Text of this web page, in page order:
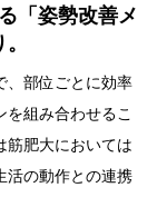
「姿勢改善メ
、部位ごとに効率
組み合わせるこ
筋肥大においては
活の動作との連携